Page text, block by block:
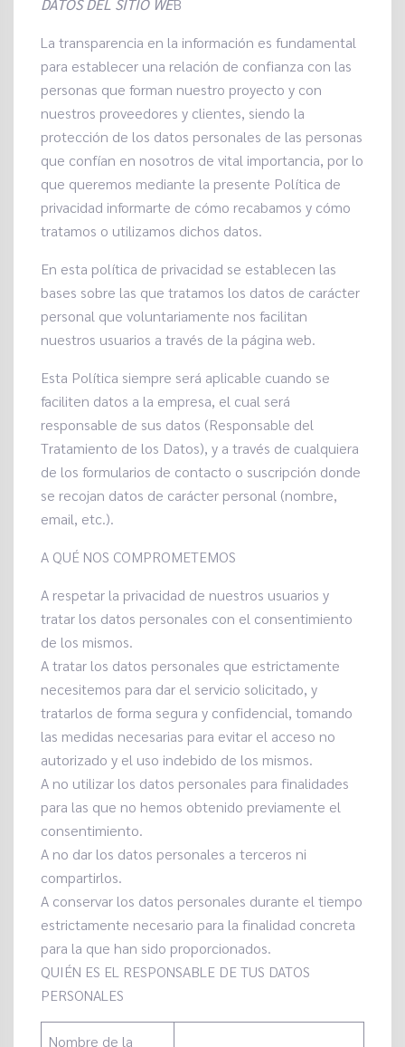
DATOS DEL SITIO WEB
La transparencia en la información es fundamental
para establecer una relación de confianza con las
personas que forman nuestro proyecto y con
nuestros proveedores y clientes, siendo la
protección de los datos personales de las personas
que confían en nosotros de vital importancia, por lo
que queremos mediante la presente Política de
privacidad informarte de cómo recabamos y cómo
tratamos o utilizamos dichos datos.
En esta política de privacidad se establecen las
bases sobre las que tratamos los datos de carácter
personal que voluntariamente nos facilitan
nuestros usuarios a través de la página web.
Esta Política siempre será aplicable cuando se
faciliten datos a la empresa, el cual será
responsable de sus datos (Responsable del
Tratamiento de los Datos), y a través de cualquiera
de los formularios de contacto o suscripción donde
se recojan datos de carácter personal (nombre,
email, etc.).
A QUÉ NOS COMPROMETEMOS
A respetar la privacidad de nuestros usuarios y
tratar los datos personales con el consentimiento
de los mismos.
A tratar los datos personales que estrictamente
necesitemos para dar el servicio solicitado, y
tratarlos de forma segura y confidencial, tomando
las medidas necesarias para evitar el acceso no
autorizado y el uso indebido de los mismos.
A no utilizar los datos personales para finalidades
para las que no hemos obtenido previamente el
consentimiento.
A no dar los datos personales a terceros ni
compartirlos.
A conservar los datos personales durante el tiempo
estrictamente necesario para la finalidad concreta
para la que han sido proporcionados.
QUIÉN ES EL RESPONSABLE DE TUS DATOS
PERSONALES
Nombre de la